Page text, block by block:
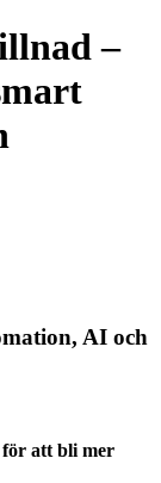
–
AI och
att bli mer